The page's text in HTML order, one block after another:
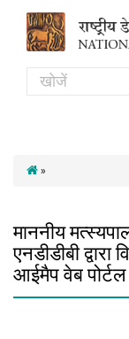
Search
»
माननीय
एनडीडीबी
आईमैप वेब पोर्टल